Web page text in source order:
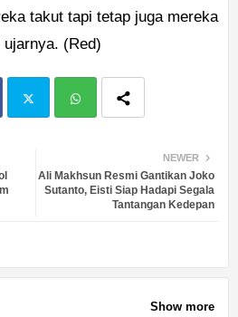
takut tapi tetap juga mereka
ujarnya. (Red)
atsa
NEWER
Ali Makhsun Resmi Gantikan Joko
Sutanto, Eisti Siap Hadapi Segala
Tantangan Kedepan
Show more